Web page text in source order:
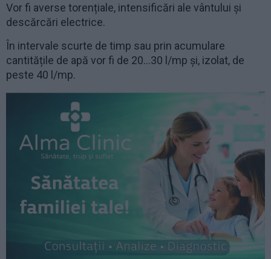
Vor fi averse torențiale, intensificări ale vântului și
descărcări electrice.
În intervale scurte de timp sau prin acumulare
cantitățile de apă vor fi de 20…30 l/mp și, izolat, de
peste 40 l/mp.